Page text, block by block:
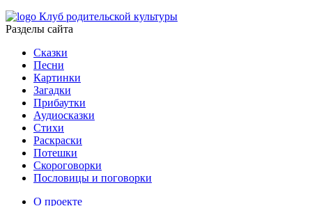
Клуб родительской культуры
Разделы сайта
Сказки
Песни
Картинки
Загадки
Прибаутки
Аудиосказки
Стихи
Раскраски
Потешки
Скороговорки
Пословицы и поговорки
О проекте